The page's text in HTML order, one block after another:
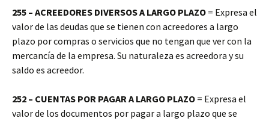
255 – ACREEDORES DIVERSOS A LARGO PLAZO = Expresa el
valor de las deudas que se tienen con acreedores a largo
plazo por compras o servicios que no tengan que ver con la
mercancía de la empresa. Su naturaleza es acreedora y su
saldo es acreedor.
252 – CUENTAS POR PAGAR A LARGO PLAZO = Expresa el
valor de los documentos por pagar a largo plazo que se